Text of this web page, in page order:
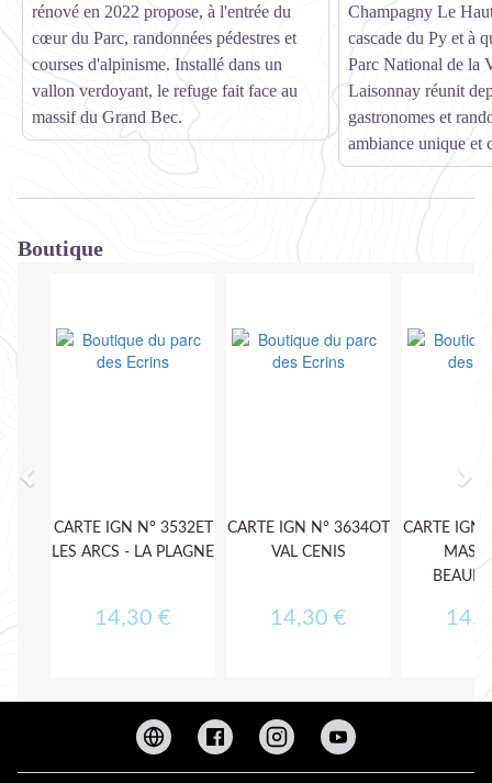
rénové en 2022 propose, à l'entrée du
cœur du Parc, randonnées pédestres et
courses d'alpinisme. Installé dans un
vallon verdoyant, le refuge fait face au
massif du Grand Bec.
Champagny Le
cascade du Py et à
Parc National de la
Laisonnay réunit
gastronomes et
ambiance unique et
Boutique